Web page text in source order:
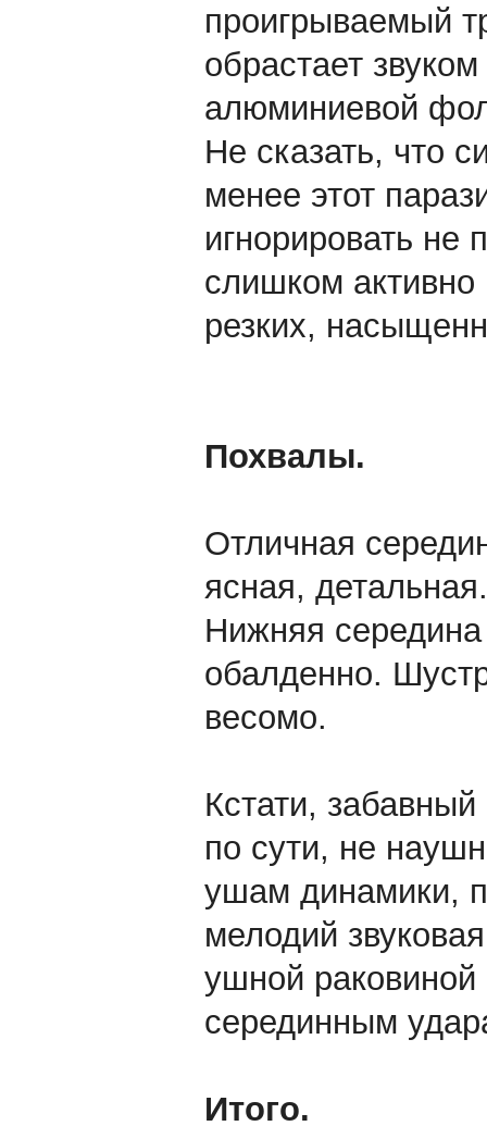
проигрываемый
обрастает
алюминиевой
Не сказать, что
менее этот
игнорировать не
слишком
резких,
Похвалы.
Отличная
ясная,
Нижняя
обалденно.
весомо.
Кстати,
по сути, не
ушам динамики,
мелодий
ушной раковиной
серединным
Итого.